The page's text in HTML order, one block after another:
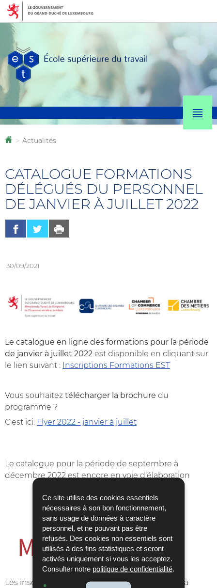
Ce site utilise des cookies essentiels
nécessaires à son bon fonctionnement,
sans usage de données à caractère
personnel, et ne pouvant pas être
refusés. Des cookies non essentiels sont
utilisés à des fins statistiques et seront
activés uniquement si vous les acceptez.
Consulter notre politique de confidentialité.
Aller
navigation
Aller
au
contenu
Accueil
> Actualités
CATALOGUE FORMATIONS
DÉLÉGUÉS DU PERSONNEL
DE JANVIER À JUILLET 2022
Partager sur Facebook
Partager sur Twitter
Imprimer
30/09/2021
Le catalogue en ligne des formations pour la période
de janvier à juillet 2022 est disponible en cliquant sur
le lien suivant : Inscriptions Formations EST
Vous souhaitez télécharger la brochure du
programme ?
C'est ici: Flyer 2022 - janvier à juillet
Le catalogue pour la période de septembre à
décembre 2022 est encore en voie d’élaboration
Les inscriptions se font désormais en ligne via la